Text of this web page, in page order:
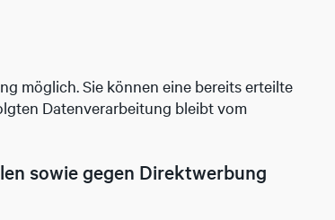
möglich. Sie können eine bereits erteilte
Datenverarbeitung bleibt vom
sowie gegen Direktwerbung